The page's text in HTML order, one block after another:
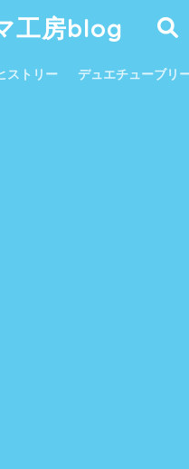
工房blog
ストリー デュエチューブリ